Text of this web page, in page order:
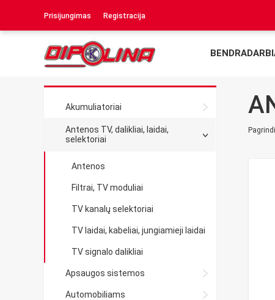
Prisijungimas Registracija
Akumuliatoriai
Antenos TV, dalikliai, laidai,
selektoriai
Antenos
Filtrai, TV moduliai
TV kanalų selektoriai
TV laidai, kabeliai, jungiamieji laidai
TV signalo dalikliai
Apsaugos sistemos
Automobiliams